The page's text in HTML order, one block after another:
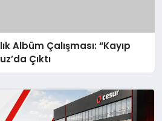
Albüm Çalışması: “Kayıp
Çıktı